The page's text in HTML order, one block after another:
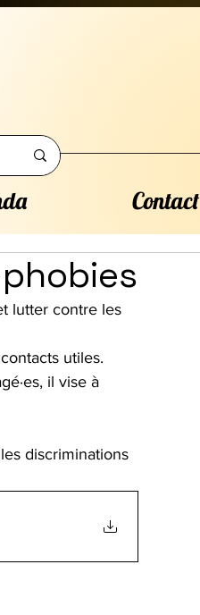
Contact
lutter contre les
utiles.
il vise à
discriminations